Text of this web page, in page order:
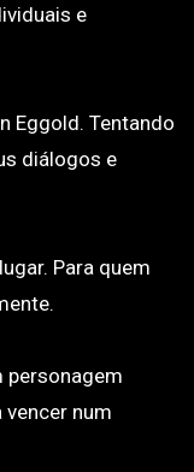
e
Eggold. Tentando
diálogos e
Para quem
personagem
num